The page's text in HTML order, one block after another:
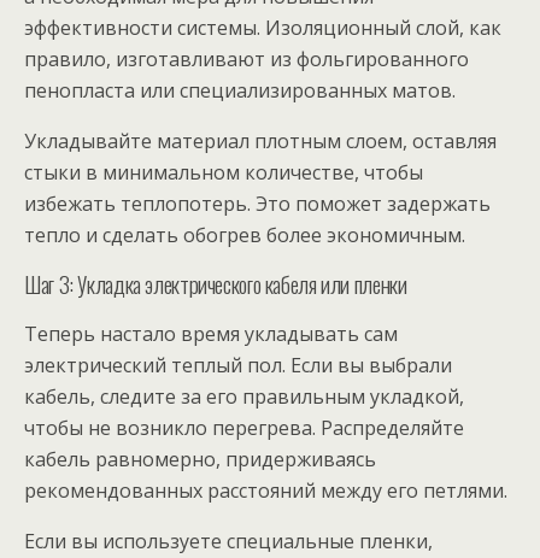
эффективности системы. Изоляционный слой, как
правило, изготавливают из фольгированного
пенопласта или специализированных матов.
Укладывайте материал плотным слоем, оставляя
стыки в минимальном количестве, чтобы
избежать теплопотерь. Это поможет задержать
тепло и сделать обогрев более экономичным.
Шаг 3: Укладка электрического кабеля или пленки
Теперь настало время укладывать сам
электрический теплый пол. Если вы выбрали
кабель, следите за его правильным укладкой,
чтобы не возникло перегрева. Распределяйте
кабель равномерно, придерживаясь
рекомендованных расстояний между его петлями.
Если вы используете специальные пленки,